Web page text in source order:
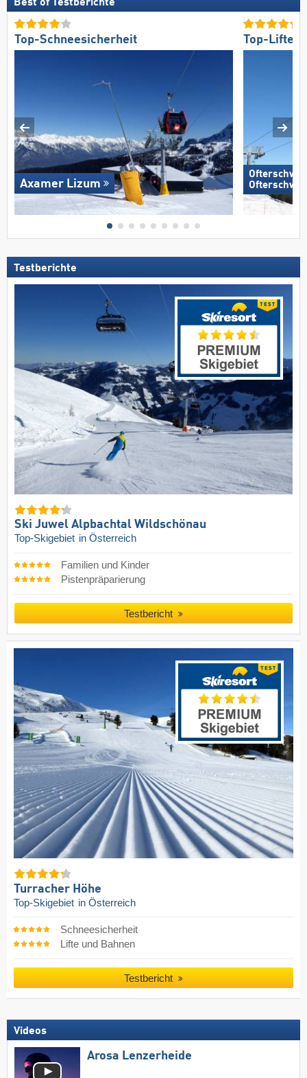
Best of Testberichte
Top-Schneesicherheit
Axamer Lizum
Top-Lifte/
Testberichte
Ski Juwel Alpbachtal Wildschönau
Top-Skigebiet in Österreich
Familien und Kinder
Pistenpräparierung
Testbericht
Turracher Höhe
Top-Skigebiet in Österreich
Schneesicherheit
Lifte und Bahnen
Testbericht
Videos
Arosa Lenzerheide